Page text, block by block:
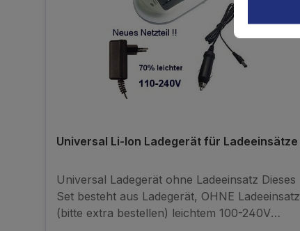
Universal Li-Ion Ladegerät für Ladeeinsätze
Universal Ladegerät ohne Ladeeinsatz Dieses
Set besteht aus Ladegerät, OHNE Ladeeinsatz
(bitte extra bestellen) leichtem 100-240V